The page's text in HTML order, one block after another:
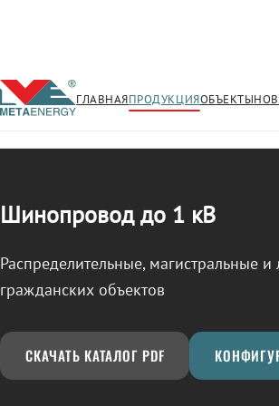
ГЛАВНАЯПРОДУКЦИЯОБЪЕКТЫ
← Продукция/ШИНОПРОВОД
Шинопровод до 1 кВ
Распределительные,
гражданских объектов
СКАЧАТЬ КАТАЛОГ PDF